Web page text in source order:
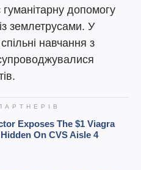
допомогу
землетрусами. У
навчання з